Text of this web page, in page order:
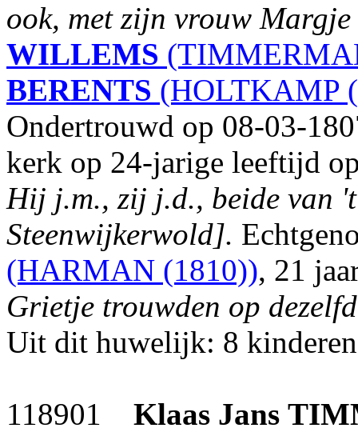
ook, met zijn vrouw
WILLEMS
BERENTS (HOLTKAMP
Ondertrouwd op 08-03-
kerk op 24-jarige leeftijd
Hij j.m., zij j.d., beide van
Steenwijkerwold].
(HARMAN (1810)), 21
Grietje trouwden op
Uit dit huwelijk: 8
118901 Klaas Jans